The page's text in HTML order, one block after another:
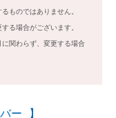
ものではありません。
る場合がございます。
関わらず、変更する場合
ー